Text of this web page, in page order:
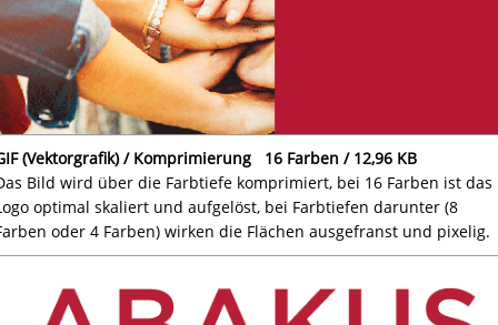
(Vektorgrafik) / Komprimierung 16 Farben / 12,96 KB
Bild wird über die Farbtiefe komprimiert, bei 16 Farben ist das
optimal skaliert und aufgelöst, bei Farbtiefen darunter (8
oder 4 Farben) wirken die Flächen ausgefranst und pixelig.